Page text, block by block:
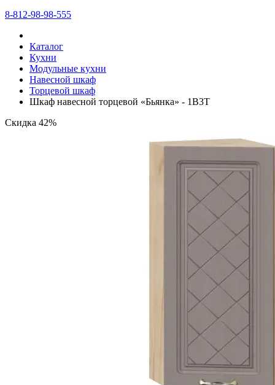
8-812-98-98-555
Каталог
Кухни
Модульные кухни
Навесной шкаф
Торцевой шкаф
Шкаф навесной торцевой «Бьянка» - 1В3Т
Скидка 42%